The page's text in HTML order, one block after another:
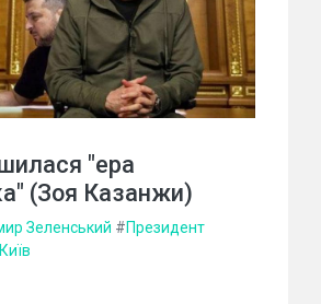
"ера
(Зоя Казанжи)
Зеленський #Президент
Київ